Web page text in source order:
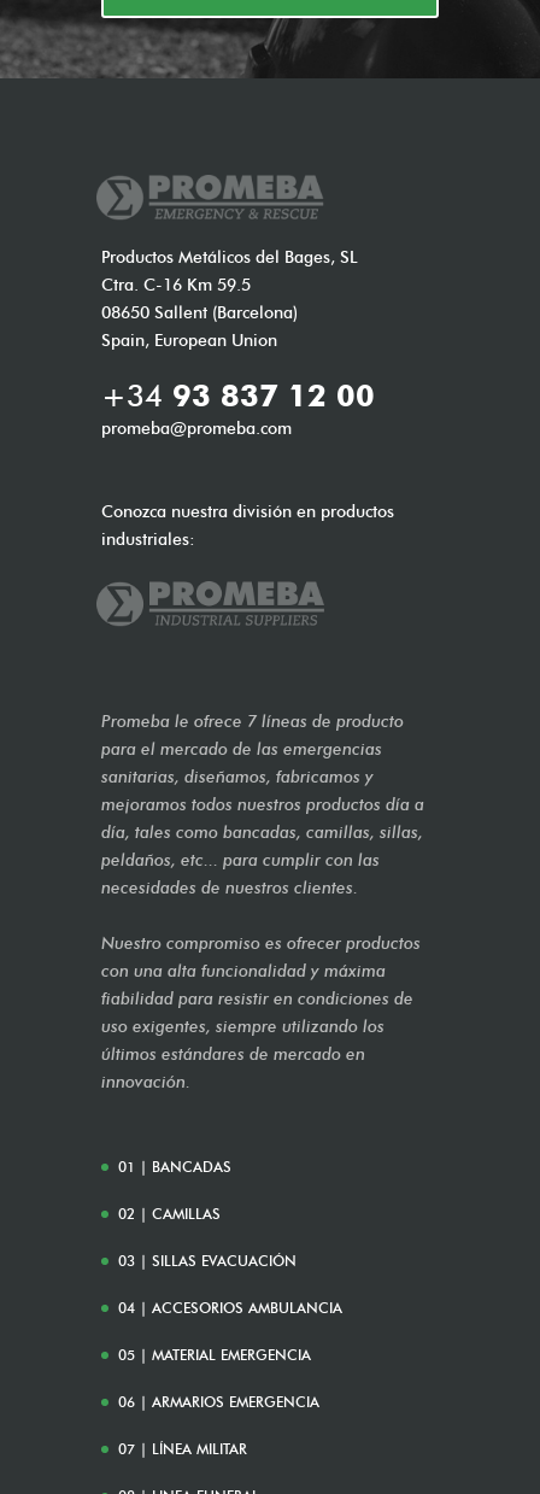
Productos Metálicos del Bages, SL
Ctra. C-16 Km 59.5
08650 Sallent (Barcelona)
Spain, European Union
+34 93 837 12 00
promeba@promeba.com
Conozca nuestra división en productos
industriales:
Promeba le ofrece 7 líneas de producto
para el mercado de las emergencias
sanitarias, diseñamos, fabricamos y
mejoramos todos nuestros productos día a
día, tales como bancadas, camillas, sillas,
peldaños, etc... para cumplir con las
necesidades de nuestros clientes.
Nuestro compromiso es ofrecer productos
con una alta funcionalidad y máxima
fiabilidad para resistir en condiciones de
uso exigentes, siempre utilizando los
últimos estándares de mercado en
innovación.
01 | BANCADAS
02 | CAMILLAS
03 | SILLAS EVACUACIÓN
04 | ACCESORIOS AMBULANCIA
05 | MATERIAL EMERGENCIA
06 | ARMARIOS EMERGENCIA
07 | LÍNEA MILITAR